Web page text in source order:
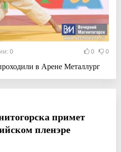
0 0 0
в Арене Металлург
примет
пленэре